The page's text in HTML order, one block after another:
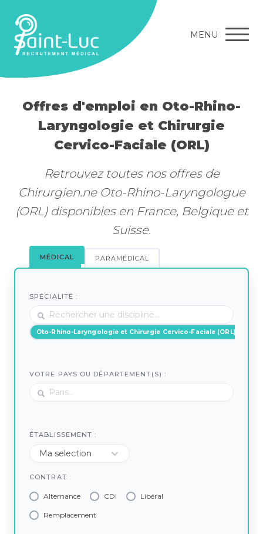
MENU
Offres d'emploi en Oto-Rhino-
Laryngologie et Chirurgie
Cervico-Faciale (ORL)
Retrouvez toutes nos offres de
Chirurgien.ne Oto-Rhino-Laryngologue
(ORL) disponibles en France, Belgique et
Suisse.
MÉDICAL PARAMÉDICAL
SPÉCIALITÉ :
Oto-Rhino-Laryngologie et Chirurgie Cervico-Faciale (ORL)
VOTRE PAYS OU DÉPARTEMENT(S) :
ÉTABLISSEMENT :
CONTRAT :
Alternance CDI Libéral
Remplacement